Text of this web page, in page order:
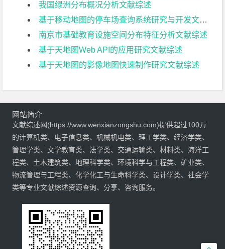
我国绿洲分布概况分析文献综述
基于移动地图的停车场查询系统研究与开发文献综述
南京市基础教育设施空间分布特征分析文献综述
基于天地图Web API的应用研究文献综述
基于天地图的影像地图快速制作研究文献综述
网站简介
文献综述网(https://www.wenxianzongshu.com)提供超过100万
的计算机类、电子信息类、机械机电类、理工学类、经济学类、
管理学类、文学教育类、法学类、交通运输类、材料类、海洋工
程类、土木建筑类、地理科学类、环境科学与工程类、矿业类、
物流管理与工程类、化学化工与生命科学类、设计学类、社会学
类等专业文献综述资源查询、分享、咨询服务。